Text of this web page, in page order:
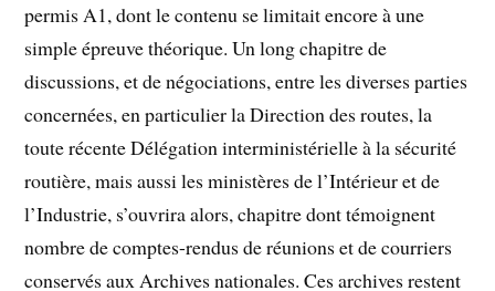
permis A1, dont le contenu se limitait encore à une
simple épreuve théorique. Un long chapitre de
discussions, et de négociations, entre les diverses parties
concernées, en particulier la Direction des routes, la
toute récente Délégation interministérielle à la sécurité
routière, mais aussi les ministères de l’Intérieur et de
l’Industrie, s’ouvrira alors, chapitre dont témoignent
nombre de comptes-rendus de réunions et de courriers
conservés aux Archives nationales. Ces archives restent